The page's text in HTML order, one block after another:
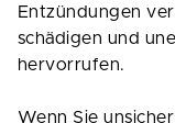
Entzündungen
schädigen und
hervorrufen.
Wenn Sie